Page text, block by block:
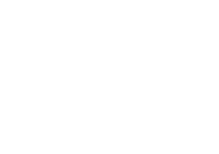
ーフェン
。そこに魔
ェンたち